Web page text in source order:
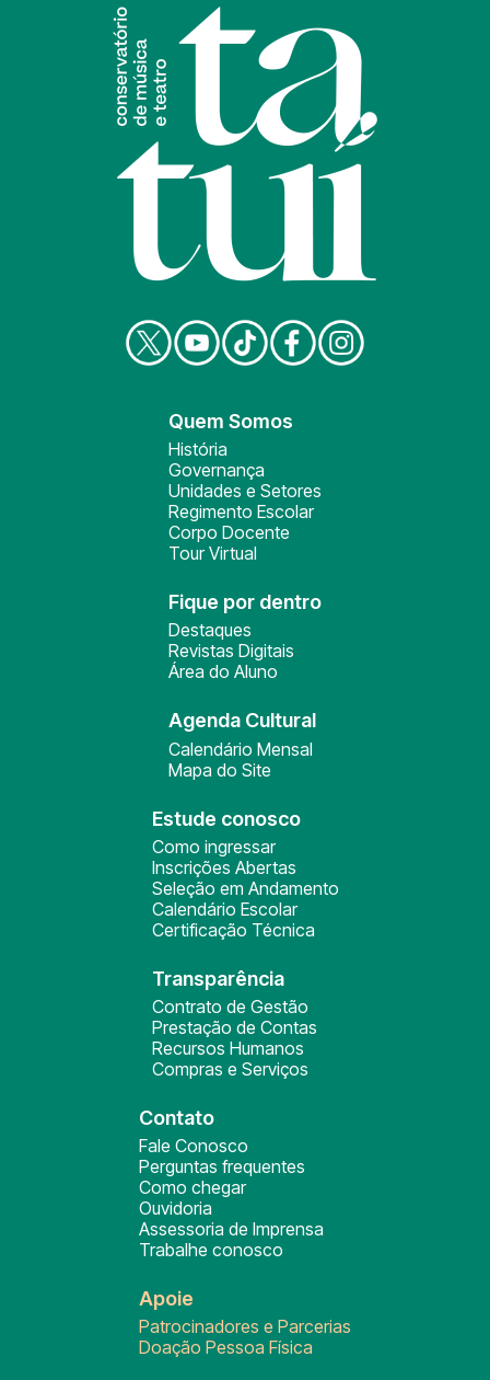
Quem Somos
História
Governança
Unidades e Setores
Regimento Escolar
Corpo Docente
Tour Virtual
Fique por dentro
Destaques
Revistas Digitais
Área do Aluno
Agenda Cultural
Calendário Mensal
Mapa do Site
Estude conosco
Como ingressar
Inscrições Abertas
Seleção em Andamento
Calendário Escolar
Certificação Técnica
Transparência
Contrato de Gestão
Prestação de Contas
Recursos Humanos
Compras e Serviços
Contato
Fale Conosco
Perguntas frequentes
Como chegar
Ouvidoria
Assessoria de Imprensa
Trabalhe conosco
Apoie
Patrocinadores e Parcerias
Doação Pessoa Física